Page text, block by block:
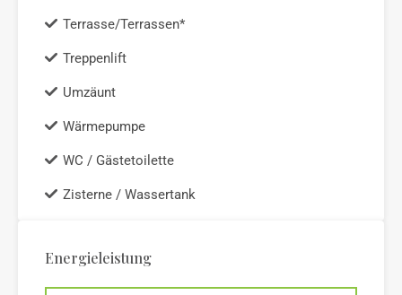
Terrasse/Terrassen*
Treppenlift
Umzäunt
Wärmepumpe
WC / Gästetoilette
Zisterne / Wassertank
Energieleistung